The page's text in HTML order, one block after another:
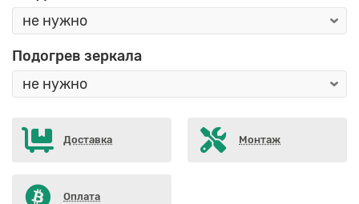
Подогрев зеркала
Доставка Монтаж
Оплата